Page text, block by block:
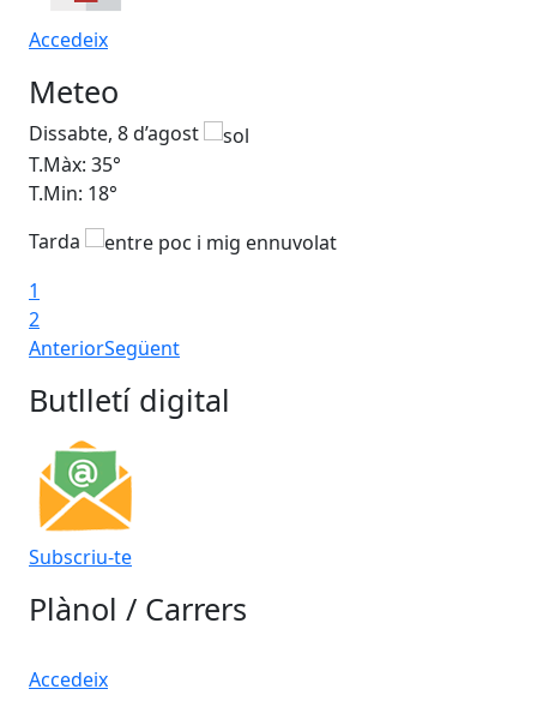
Accedeix
Meteo
Dissabte, 8 d’agost
T.Màx: 35°
T.Min: 18°
Tarda
1
2
AnteriorSegüent
Butlletí digital
Subscriu-te
Plànol / Carrers
Accedeix